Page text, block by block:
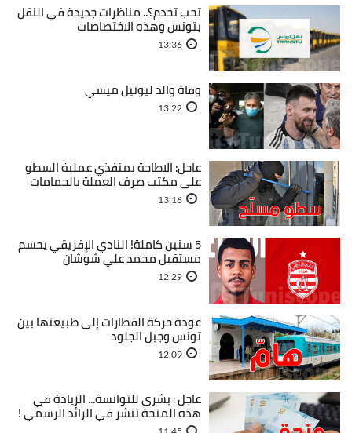
تحب تخدم؟.. مناظرات جديدة في النقل
بتونس وهذه الاختصاصات
13:36
وفاة والد ليونيل ميسي
13:22
عاجل: الاطاحة بمنفذي عملية السطو
على مكتب صرف العملة بالحمامات
13:16
5 سنين كاملة! النادي الإفريقي يحسم
مستقبل محمد علي شوشان
12:29
عودة حركة القطارات إلى طبيعتها بين
تونس وجبل الجلود
12:09
عاجل : بشرى للتوانسة... الزيادة في
هذه المنحة تنشر في الرائد الرسمي !